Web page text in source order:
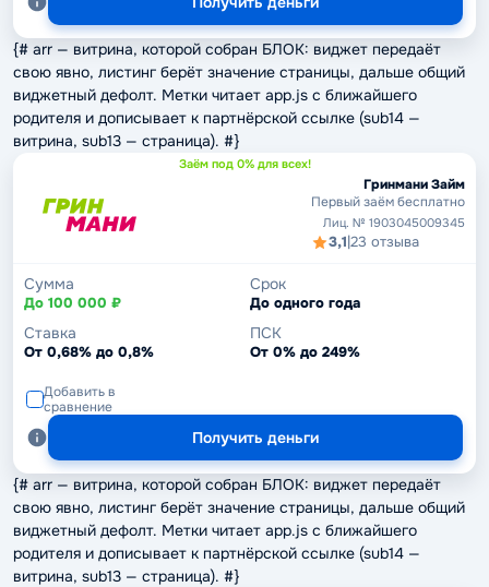
{# arr — витрина, которой собран БЛОК: виджет передаёт
свою явно, листинг берёт значение страницы, дальше общий
виджетный дефолт. Метки читает app.js с ближайшего
родителя и дописывает к партнёрской ссылке (sub14 —
витрина, sub13 — страница). #}
Заём под 0% для всех!
Гринмани Займ
Первый заём бесплатно
Лиц. № 1903045009345
3,1|23 отзыва
Сумма
До 100 000 ₽
Срок
До одного года
Ставка
От 0,68% до 0,8%
ПСК
От 0% до 249%
Добавить в
сравнение
Получить деньги
{# arr — витрина, которой собран БЛОК: виджет передаёт
свою явно, листинг берёт значение страницы, дальше общий
виджетный дефолт. Метки читает app.js с ближайшего
родителя и дописывает к партнёрской ссылке (sub14 —
витрина, sub13 — страница). #}